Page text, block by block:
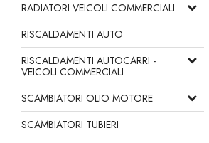
RADIATORI VEICOLI COMMERCIALI
RISCALDAMENTI AUTO
RISCALDAMENTI AUTOCARRI -
VEICOLI COMMERCIALI
SCAMBIATORI OLIO MOTORE
SCAMBIATORI TUBIERI